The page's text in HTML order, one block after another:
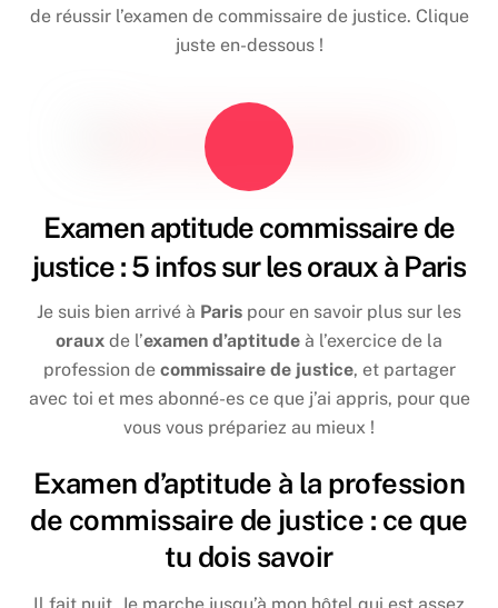
de réussir l’examen de commissaire de justice. Clique
juste en-dessous !
Examen aptitude commissaire de
justice : 5 infos sur les oraux à Paris
Je suis bien arrivé à Paris pour en savoir plus sur les
oraux de l’examen d’aptitude à l’exercice de la
profession de commissaire de justice, et partager
avec toi et mes abonné-es ce que j’ai appris, pour que
vous vous prépariez au mieux !
Examen d’aptitude à la profession
de commissaire de justice : ce que
tu dois savoir